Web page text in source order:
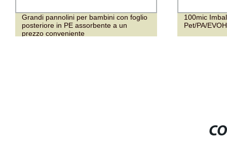
Grandi pannolini per bambini con foglio
posteriore in PE assorbente a un
prezzo conveniente
100mic
Pet/PA/